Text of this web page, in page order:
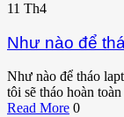
11 Th4
Như nào để
Như nào để tháo
tôi sẽ tháo hoàn
Read More 0